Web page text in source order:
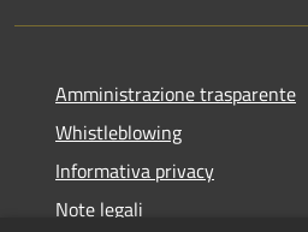
Amministrazione trasparente
Whistleblowing
Informativa privacy
Note legali